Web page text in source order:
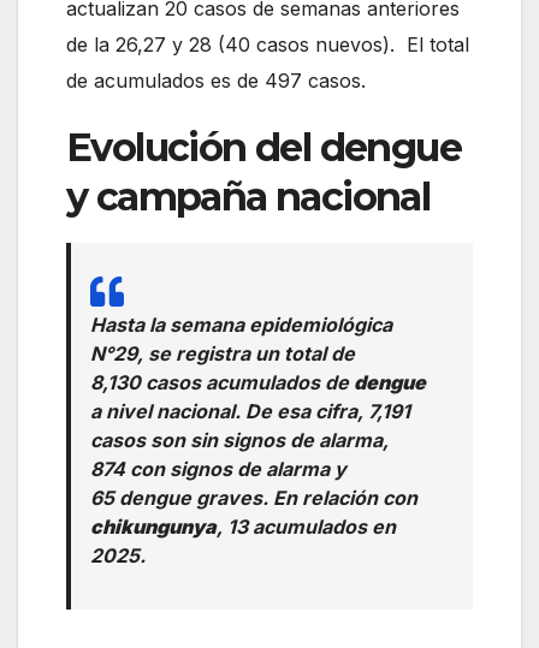
actualizan 20 casos de semanas anteriores
de la 26,27 y 28 (40 casos nuevos). El total
de acumulados es de 497 casos.
Evolución del dengue
y campaña nacional
Hasta la semana epidemiológica
N°29, se registra un total de
8,130 casos acumulados de dengue
a nivel nacional. De esa cifra, 7,191
casos son sin signos de alarma,
874 con signos de alarma y
65 dengue graves. En relación con
chikungunya, 13 acumulados en
2025.